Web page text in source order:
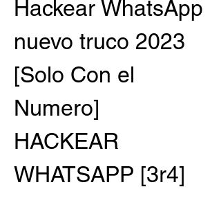
Hackear WhatsApp
nuevo truco 2023
[Solo Con el
Numero]
HACKEAR
WHATSAPP [3r4]